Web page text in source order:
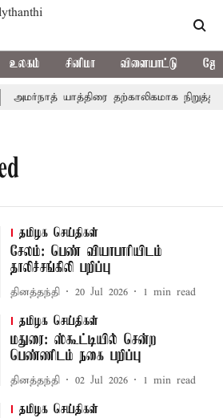
உலகம் சினிமா விளையாட்டு
அமர்நாத் யாத்திரை தற்காலிகமாக நிறுத்தம்
தமிழக செய்திகள்
சேலம்: பெண் வியாபாரியிடம்
தாலிச்சங்கிலி பறிப்பு
தினத்தந்தி 20 Jul 2026 1 min read
தமிழக செய்திகள்
மதுரை: ஸ்கூட்டியில் சென்ற
பெண்ணிடம் நகை பறிப்பு
தினத்தந்தி 02 Jul 2026 1 min read
தமிழக செய்திகள்